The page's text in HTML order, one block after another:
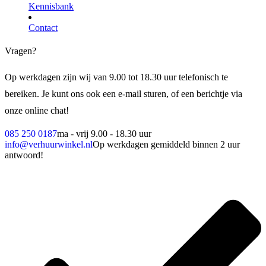
Kennisbank
Contact
Vragen?
Op werkdagen zijn wij van 9.00 tot 18.30 uur telefonisch te
bereiken. Je kunt ons ook een e-mail sturen, of een berichtje via
onze online chat!
085 250 0187ma - vrij 9.00 - 18.30 uur
info@verhuurwinkel.nlOp werkdagen gemiddeld binnen 2 uur
antwoord!